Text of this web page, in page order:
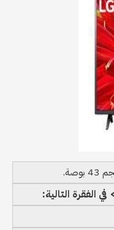
الفقرة التالية: